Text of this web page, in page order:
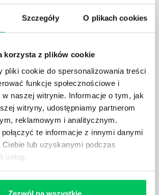
Szczegóły O plikach cookies
korzysta z plików cookie
pliki cookie do spersonalizowania treści
funkcje społecznościowe i
w naszej witrynie. Informacje o tym, jak
witryny, udostępniamy partnerom
reklamowym i analitycznym.
te informacje z innymi danymi
lub uzyskanymi podczas
ważne stanowisko w każdej
podległych mu osób oraz
ZARZĄDZANIA POWINIEN ZNAĆ
zarządzania, które mogą okazać
Zarządzanie zasobami